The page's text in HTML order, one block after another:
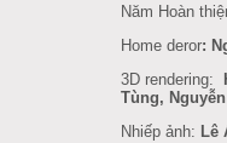
Năm Hoàn
Home deror:
3D rendering:
Tùng,
Nhiếp ảnh: Lê